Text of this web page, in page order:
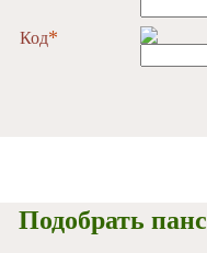
Код*
Подобрать